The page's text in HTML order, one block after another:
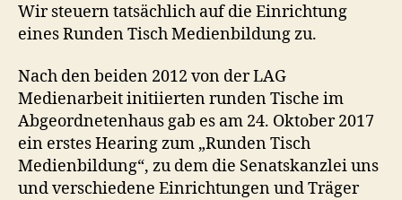
Wir steuern tatsächlich auf die Einrichtung
eines Runden Tisch Medienbildung zu.
Nach den beiden 2012 von der LAG
Medienarbeit initiierten runden Tische im
Abgeordnetenhaus gab es am 24. Oktober 2017
ein erstes Hearing zum „Runden Tisch
Medienbildung“, zu dem die Senatskanzlei uns
und verschiedene Einrichtungen und Träger